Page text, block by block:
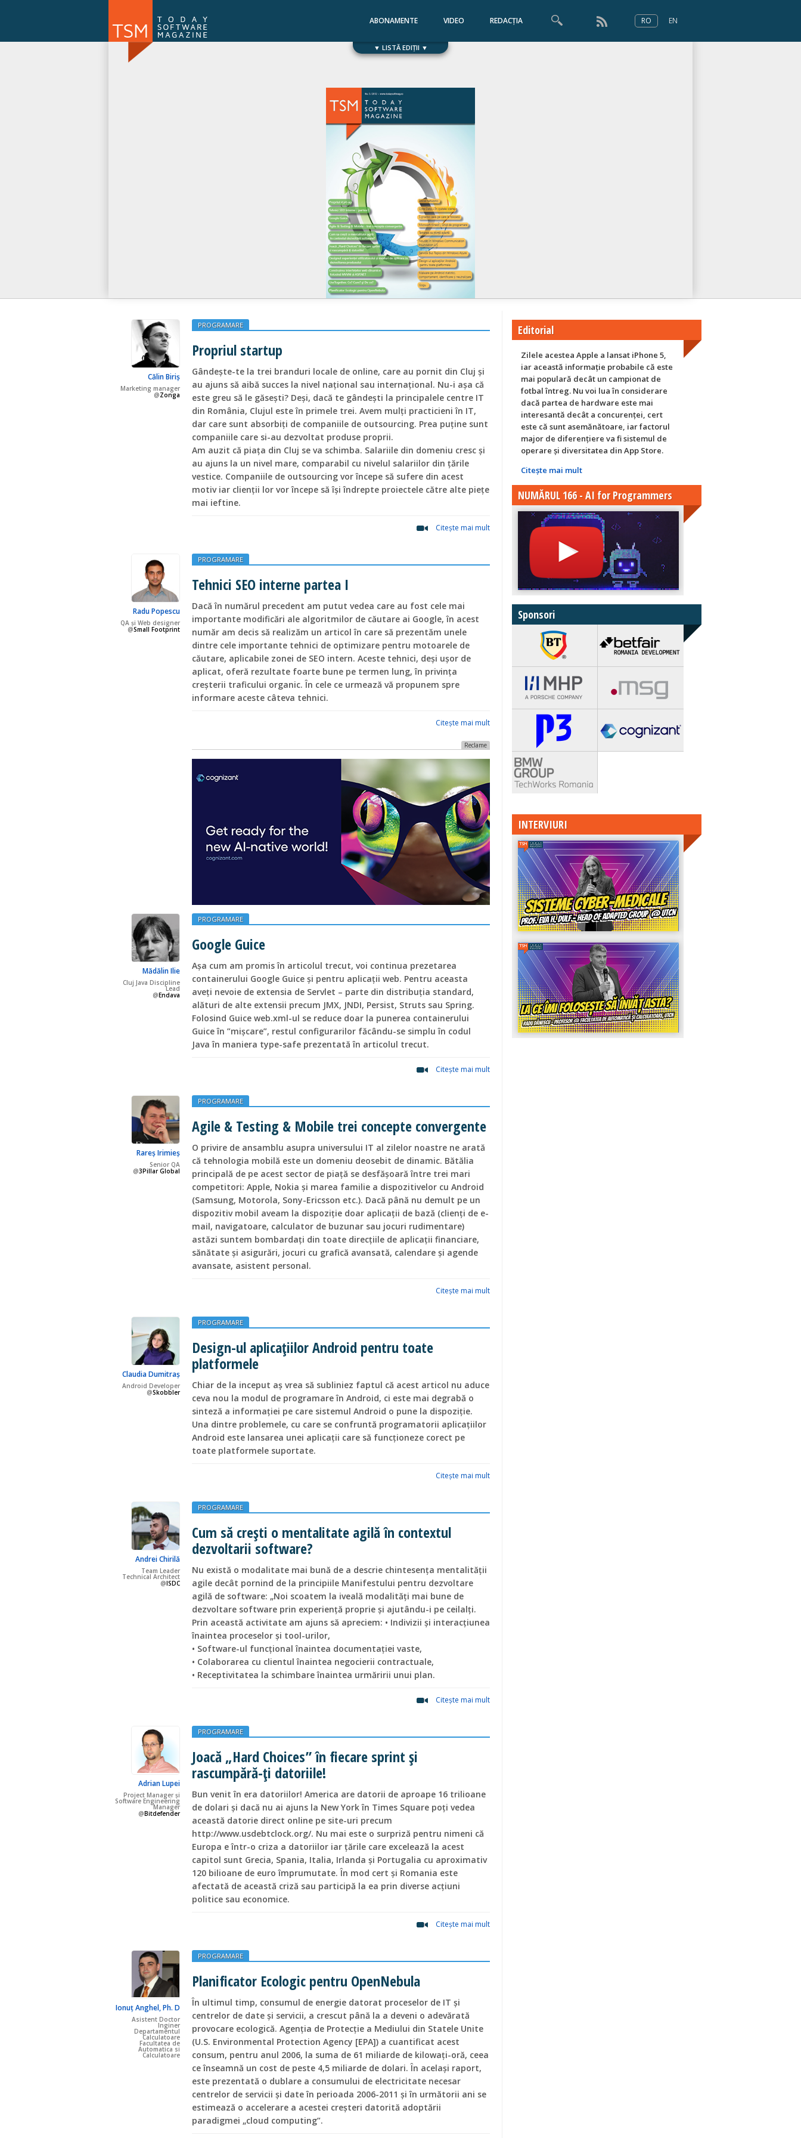
ABONAMENTE VIDEO REDACȚIA RO EN
▼ LISTĂ EDIȚII ▼
Călin Biriș
Marketing manager
@Zonga
PROGRAMARE
Propriul startup
Gândește-te la trei branduri locale de online, care au pornit din Cluj și
au ajuns să aibă succes la nivel național sau internațional. Nu-i așa că
este greu să le găsești? Deși, dacă te gândești la principalele centre IT
din România, Clujul este în primele trei. Avem mulți practicieni în IT,
dar care sunt absorbiți de companiile de outsourcing. Prea puține sunt
companiile care si-au dezvoltat produse proprii.
Am auzit că piața din Cluj se va schimba. Salariile din domeniu cresc și
au ajuns la un nivel mare, comparabil cu nivelul salariilor din țările
vestice. Companiile de outsourcing vor începe să sufere din acest
motiv iar clienții lor vor începe să își îndrepte proiectele către alte piețe
mai ieftine.
Citeşte mai mult
Radu Popescu
QA și Web designer
@Small Footprint
PROGRAMARE
Tehnici SEO interne partea I
Dacă în numărul precedent am putut vedea care au fost cele mai
importante modificări ale algoritmilor de căutare ai Google, în acest
număr am decis să realizăm un articol în care să prezentăm unele
dintre cele importante tehnici de optimizare pentru motoarele de
căutare, aplicabile zonei de SEO intern. Aceste tehnici, deşi uşor de
aplicat, oferă rezultate foarte bune pe termen lung, în privinţa
creşterii traficului organic. În cele ce urmează vă propunem spre
informare aceste câteva tehnici.
Citeşte mai mult
Reclame
Mădălin Ilie
Cluj Java Discipline
Lead
@Endava
PROGRAMARE
Google Guice
Așa cum am promis în articolul trecut, voi continua prezetarea
containerului Google Guice și pentru aplicații web. Pentru aceasta
aveți nevoie de extensia de Servlet – parte din distribuția standard,
alături de alte extensii precum JMX, JNDI, Persist, Struts sau Spring.
Folosind Guice web.xml-ul se reduce doar la punerea containerului
Guice în ”mișcare”, restul configurarilor făcându-se simplu în codul
Java în maniera type-safe prezentată în articolul trecut.
Citeşte mai mult
Rareș Irimieș
Senior QA
@3Pillar Global
PROGRAMARE
Agile & Testing & Mobile trei concepte convergente
O privire de ansamblu asupra universului IT al zilelor noastre ne arată
că tehnologia mobilă este un domeniu deosebit de dinamic. Bătălia
principală de pe acest sector de piață se desfășoară între trei mari
competitori: Apple, Nokia și marea familie a dispozitivelor cu Android
(Samsung, Motorola, Sony-Ericsson etc.). Dacă până nu demult pe un
dispozitiv mobil aveam la dispoziţie doar aplicații de bază (clienți de e-
mail, navigatoare, calculator de buzunar sau jocuri rudimentare)
astăzi suntem bombardați din toate direcțiile de aplicații financiare,
sănătate și asigurări, jocuri cu grafică avansată, calendare și agende
avansate, asistent personal.
Citeşte mai mult
Claudia Dumitraș
Android Developer
@Skobbler
PROGRAMARE
Design-ul aplicaţiilor Android pentru toate
platformele
Chiar de la inceput aş vrea să subliniez faptul că acest articol nu aduce
ceva nou la modul de programare în Android, ci este mai degrabă o
sinteză a informaţiei pe care sistemul Android o pune la dispoziţie.
Una dintre problemele, cu care se confruntă programatorii aplicaţiilor
Android este lansarea unei aplicaţii care să funcţioneze corect pe
toate platformele suportate.
Citeşte mai mult
Andrei Chirilă
Team Leader
Technical Architect
@ISDC
PROGRAMARE
Cum să crești o mentalitate agilă în contextul
dezvoltarii software?
Nu există o modalitate mai bună de a descrie chintesența mentalității
agile decât pornind de la principiile Manifestului pentru dezvoltare
agilă de software: „Noi scoatem la iveală modalități mai bune de
dezvoltare software prin experiență proprie și ajutându-i pe ceilalți.
Prin această activitate am ajuns să apreciem: • Indivizii şi interacţiunea
înaintea proceselor şi tool-urilor,
• Software-ul funcţional înaintea documentaţiei vaste,
• Colaborarea cu clientul înaintea negocierii contractuale,
• Receptivitatea la schimbare înaintea urmăririi unui plan.
Citeşte mai mult
Adrian Lupei
Project Manager și
Software Engineering
Manager
@Bitdefender
PROGRAMARE
Joacă „Hard Choices” în fiecare sprint și
rascumpără-ți datoriile!
Bun venit în era datoriilor! America are datorii de aproape 16 trilioane
de dolari și dacă nu ai ajuns la New York în Times Square poți vedea
această datorie direct online pe site-uri precum
http://www.usdebtclock.org/. Nu mai este o surpriză pentru nimeni că
Europa e într-o criza a datoriilor iar țările care excelează la acest
capitol sunt Grecia, Spania, Italia, Irlanda și Portugalia cu aproximativ
120 bilioane de euro împrumutate. În mod cert și Romania este
afectată de această criză sau participă la ea prin diverse acțiuni
politice sau economice.
Citeşte mai mult
Ionuț Anghel, Ph. D
Asistent Doctor
Inginer
Departamentul
Calculatoare
Facultatea de
Automatica si
Calculatoare
PROGRAMARE
Planificator Ecologic pentru OpenNebula
În ultimul timp, consumul de energie datorat proceselor de IT și
centrelor de date și servicii, a crescut până la a deveni o adevărată
provocare ecologică. Agenția de Protecție a Mediului din Statele Unite
(U.S. Environmental Protection Agency [EPA]) a cuantificat acest
consum, pentru anul 2006, la suma de 61 miliarde de kilowați-oră, ceea
ce înseamnă un cost de peste 4,5 miliarde de dolari. În același raport,
este prezentată o dublare a consumului de electricitate necesar
centrelor de servicii și date în perioada 2006-2011 și în următorii ani se
estimează o accelerare a acestei creșteri datorită adoptării
paradigmei „cloud computing”.
Editorial
Zilele acestea Apple a lansat iPhone 5,
iar această informație probabile că este
mai populară decât un campionat de
fotbal întreg. Nu voi lua în considerare
dacă partea de hardware este mai
interesantă decât a concurenței, cert
este că sunt asemănătoare, iar factorul
major de diferențiere va fi sistemul de
operare și diversitatea din App Store.
Citeşte mai mult
NUMĂRUL 166 - AI for Programmers
Sponsori
INTERVIURI